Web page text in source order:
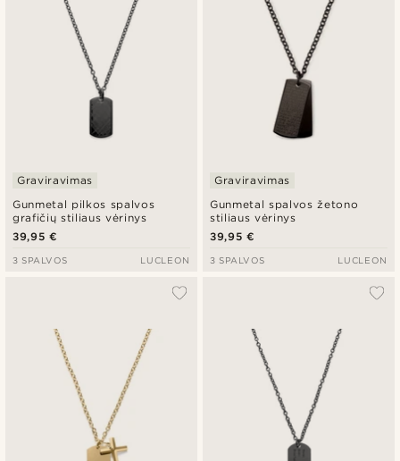
Gunmetal pilkos spalvos
grafičių stiliaus vėrinys
Graviravimas
39,95 €
3 SPALVOS LUCLEON
Gunmetal spalvos žetono
stiliaus vėrinys
Graviravimas
39,95 €
3 SPALVOS LUCLEON